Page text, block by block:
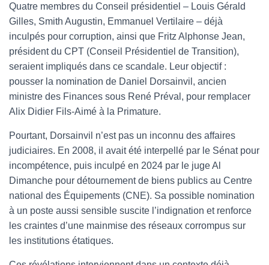
Quatre membres du Conseil présidentiel – Louis Gérald
Gilles, Smith Augustin, Emmanuel Vertilaire – déjà
inculpés pour corruption, ainsi que Fritz Alphonse Jean,
président du CPT (Conseil Présidentiel de Transition),
seraient impliqués dans ce scandale. Leur objectif :
pousser la nomination de Daniel Dorsainvil, ancien
ministre des Finances sous René Préval, pour remplacer
Alix Didier Fils-Aimé à la Primature.
Pourtant, Dorsainvil n’est pas un inconnu des affaires
judiciaires. En 2008, il avait été interpellé par le Sénat pour
incompétence, puis inculpé en 2024 par le juge Al
Dimanche pour détournement de biens publics au Centre
national des Équipements (CNE). Sa possible nomination
à un poste aussi sensible suscite l’indignation et renforce
les craintes d’une mainmise des réseaux corrompus sur
les institutions étatiques.